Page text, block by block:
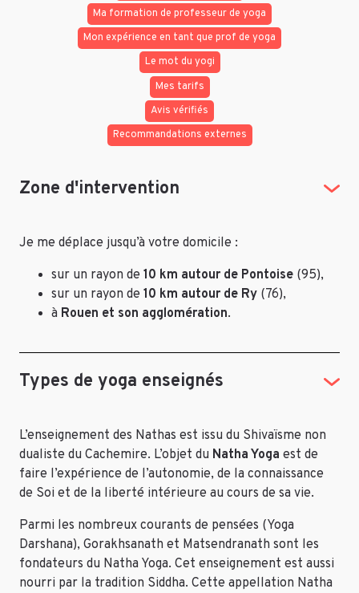
Ma formation de professeur de yoga
Mon expérience en tant que prof de yoga
Le mot du yogi
Mes tarifs
Avis vérifiés
Recommandations externes
Zone d'intervention
Je me déplace jusqu’à votre domicile :
sur un rayon de 10 km autour de Pontoise (95),
sur un rayon de 10 km autour de Ry (76),
à Rouen et son agglomération.
Types de yoga enseignés
L’enseignement des Nathas est issu du Shivaïsme non
dualiste du Cachemire. L’objet du Natha Yoga est de
faire l’expérience de l’autonomie, de la connaissance
de Soi et de la liberté intérieure au cours de sa vie.
Parmi les nombreux courants de pensées (Yoga
Darshana), Gorakhsanath et Matsendranath sont les
fondateurs du Natha Yoga. Cet enseignement est aussi
nourri par la tradition Siddha. Cette appellation Natha